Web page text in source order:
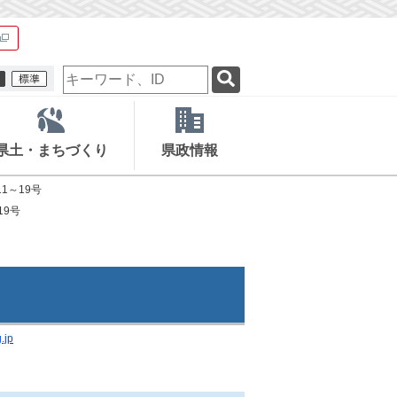
検
索
ー
ー
ド
土・まちづくり 県政情報
～19号
号